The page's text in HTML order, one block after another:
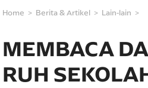
Home Berita & Artikel Lain-lain
MEMBACA
RUH